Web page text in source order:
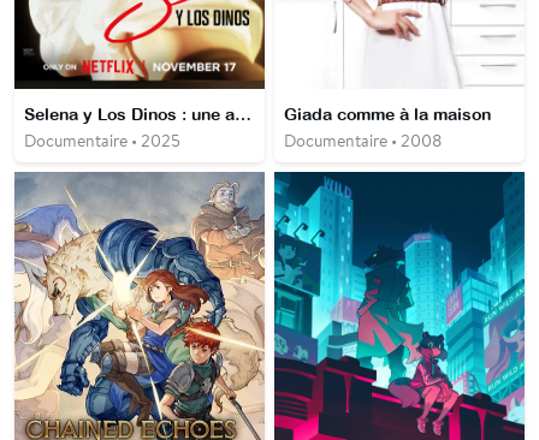
Selena y Los Dinos : une affaire de famille
Documentaire • 2025
Giada comme à la maison
Documentaire • 2008